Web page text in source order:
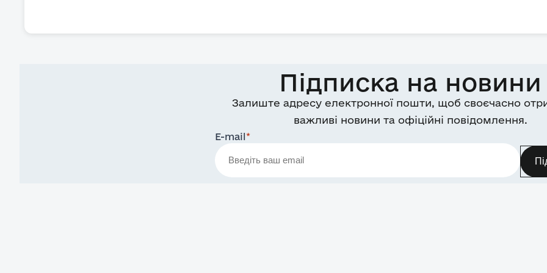
Підписка на новини
Залиште адресу електронної пошти, щоб своєчасно
важливі новини та офіційні повідомлення.
E-mail*